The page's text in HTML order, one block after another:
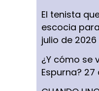
El tenista
escocia
julio de 2026
¿Y cómo se
Espurna? 27